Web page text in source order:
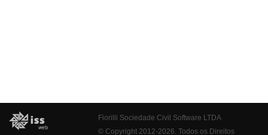
Fiorilli Sociedade Civil Software LTDA
© Copyright 2012-2026. Todos os Direitos